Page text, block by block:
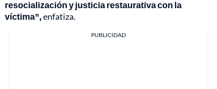
resocialización y justicia restaurativa con la
víctima”,enfatiza.
PUBLICIDAD